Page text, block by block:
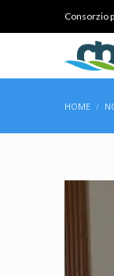
Consorzio
HOME